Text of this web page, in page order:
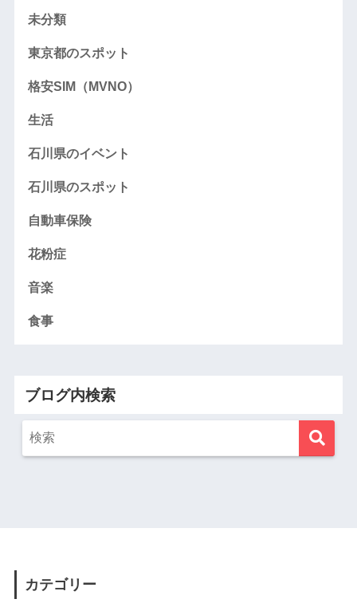
未分類
東京都のスポット
格安SIM（MVNO）
生活
石川県のイベント
石川県のスポット
自動車保険
花粉症
音楽
食事
ブログ内検索
カテゴリー